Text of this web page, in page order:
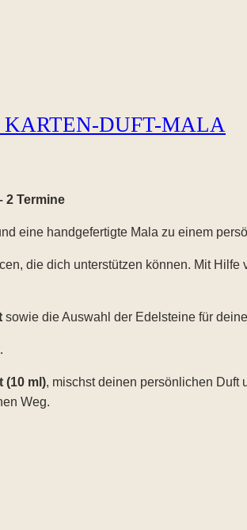
DUFT-MALA
2 Termine
eine handgefertigte Mala zu einem
die dich unterstützen können. Mit
sowie die Auswahl der Edelsteine für
.
(10 ml), mischst deinen persönlichen Duft
Weg.